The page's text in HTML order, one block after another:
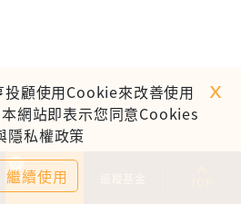
基金比較
0
顧使用Cookie來改善使用
網站即表示您同意Cookies
隱私權政策
繼續使用
ｘ